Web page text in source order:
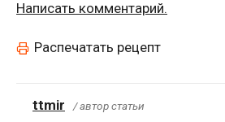
Написать комментарий.
Распечатать рецепт
ttmir / автор статьи